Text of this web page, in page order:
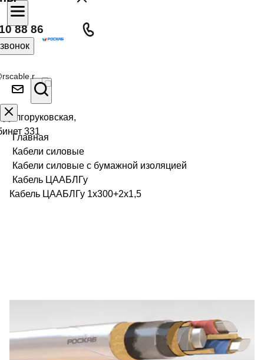
88 86
331
Главная
Кабели силовые
Кабели силовые с бумажной изоляцией
Кабель ЦААБЛГу
Кабель ЦААБЛГу 1х300+2х1,5